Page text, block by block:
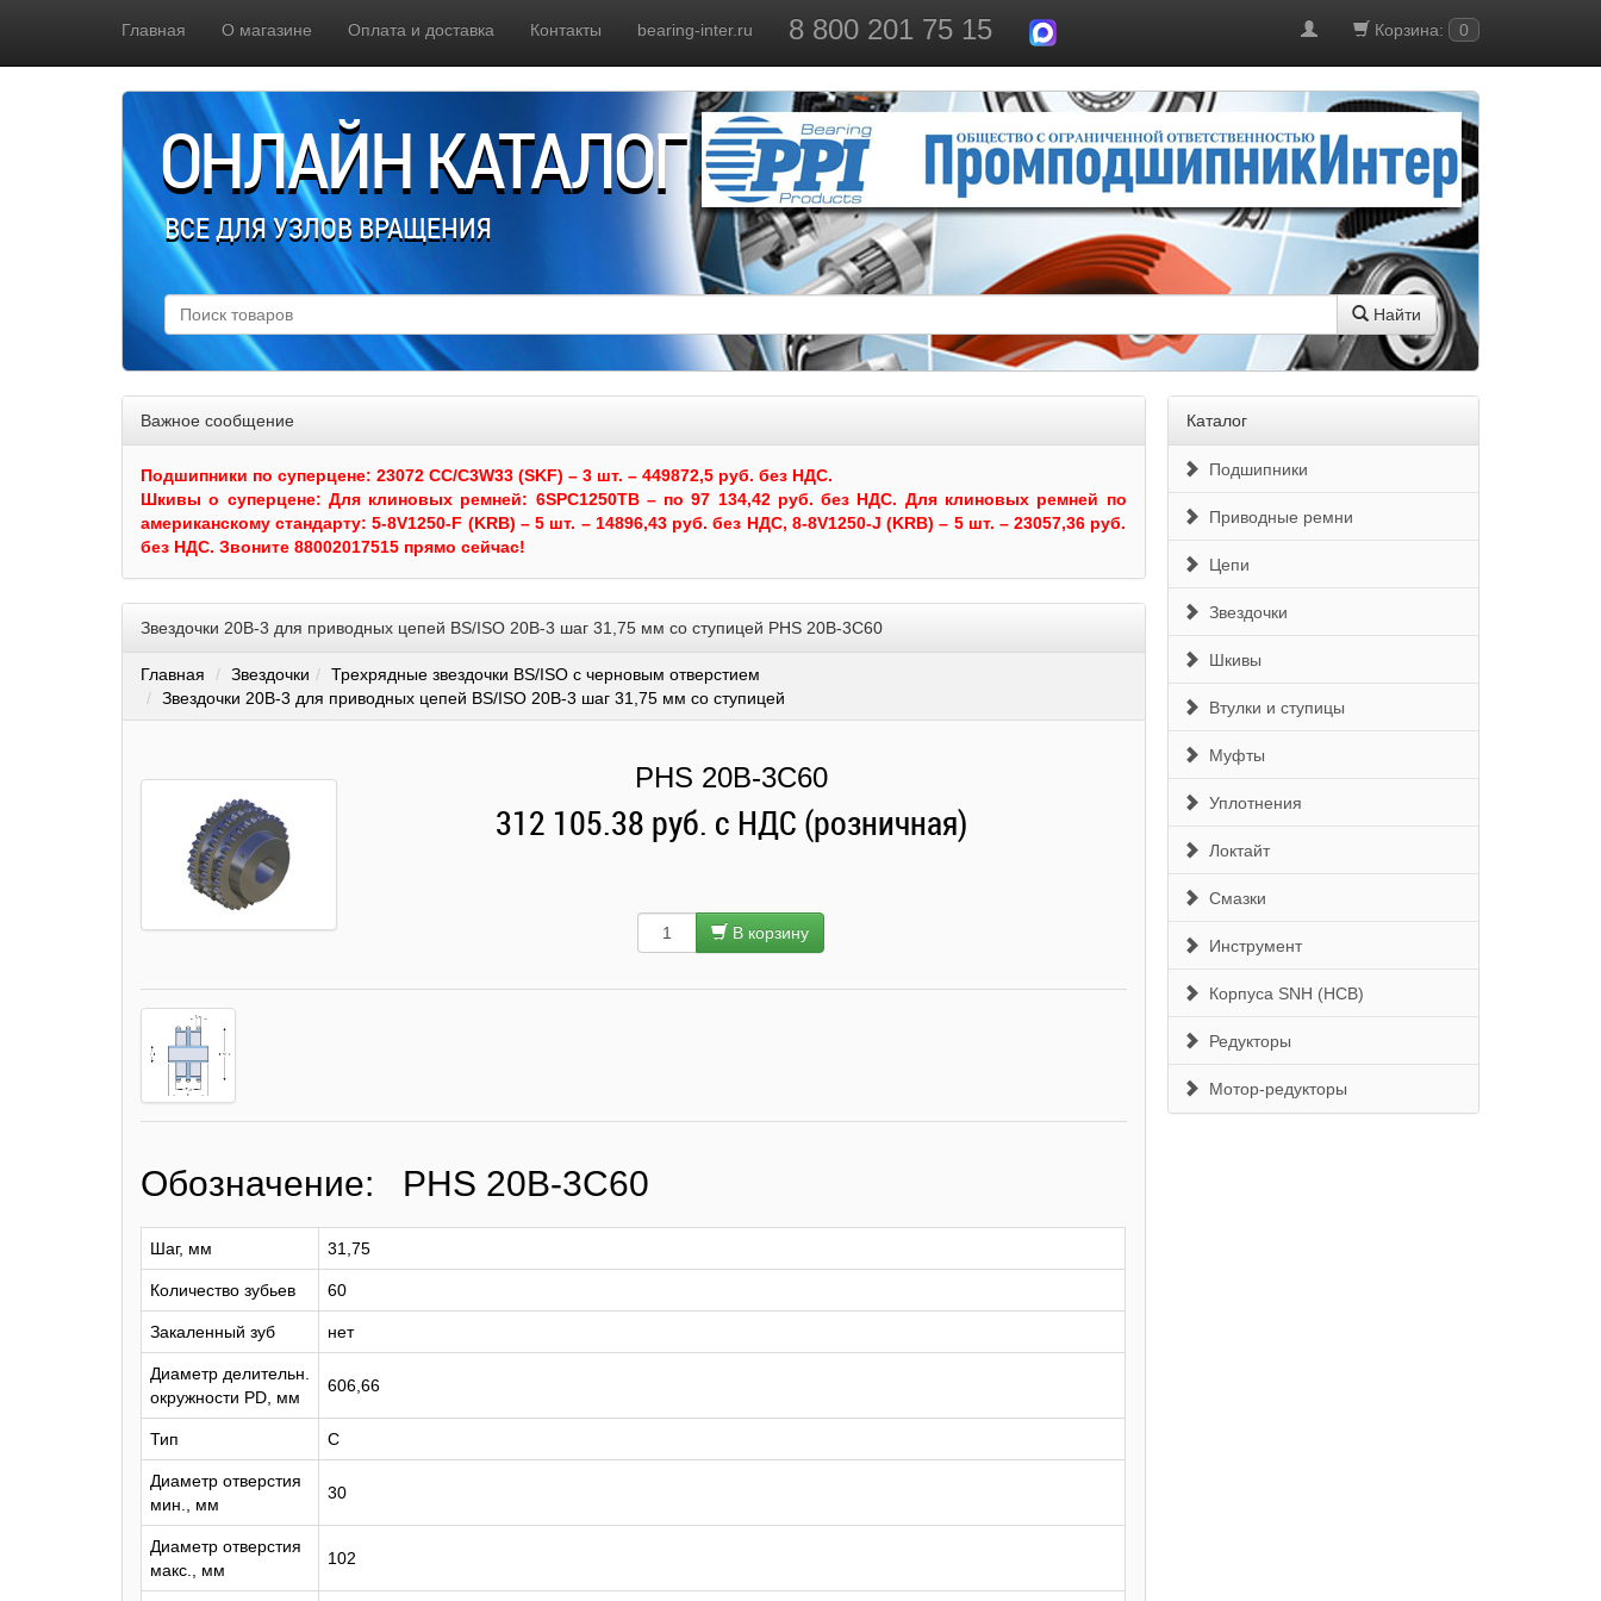
Главная О магазине Оплата и доставка Контакты bearing-inter.ru 8 800 201 75 15 Корзина: 0
ОНЛАЙН КАТАЛОГ
ВСЕ ДЛЯ УЗЛОВ ВРАЩЕНИЯ
Найти
Важное сообщение
Подшипники по суперцене: 23072 CC/C3W33 (SKF) – 3 шт. – 449872,5 руб. без НДС.
Шкивыо суперцене: Для клиновых ремней: 6SPC1250TB – по 97 134,42 руб. без НДС. Для клиновых ремней по
американскому стандарту: 5-8V1250-F (KRB) – 5 шт. – 14896,43 руб. без НДС, 8-8V1250-J (KRB) – 5 шт. – 23057,36 руб.
без НДС. Звоните 88002017515 прямо сейчас!
Звездочки 20B-3 для приводных цепей BS/ISO 20B-3 шаг 31,75 мм со ступицей PHS 20B-3C60
Главная Звездочки
Трехрядные звездочки BS/ISO с черновым отверстием
Звездочки 20B-3 для приводных цепей BS/ISO 20B-3 шаг 31,75 мм со ступицей
PHS 20B-3C60
312 105.38 руб. с НДС (розничная)
В корзину
Обозначение: PHS 20B-3C60
Шаг, мм 31,75
Количество зубьев 60
Закаленный зуб нет
Диаметр делительн.
окружности PD, мм
606,66
Тип C
Диаметр отверстия
мин., мм
30
Диаметр отверстия
макс., мм
102
Каталог
Подшипники
Приводные ремни
Цепи
Звездочки
Шкивы
Втулки и ступицы
Муфты
Уплотнения
Локтайт
Смазки
Инструмент
Корпуса SNH (HCB)
Редукторы
Мотор-редукторы